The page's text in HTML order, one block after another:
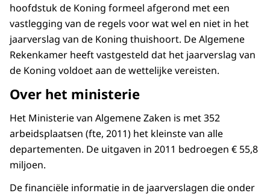
hoofdstuk de Koning formeel afgerond met een
vastlegging van de regels voor wat wel en niet in het
jaarverslag van de Koning thuishoort. De Algemene
Rekenkamer heeft vastgesteld dat het jaarverslag van
de Koning voldoet aan de wettelijke vereisten.
Over het ministerie
Het Ministerie van Algemene Zaken is met 352
arbeidsplaatsen (fte, 2011) het kleinste van alle
departementen. De uitgaven in 2011 bedroegen € 55,8
miljoen.
De financiële informatie in de jaarverslagen die onder